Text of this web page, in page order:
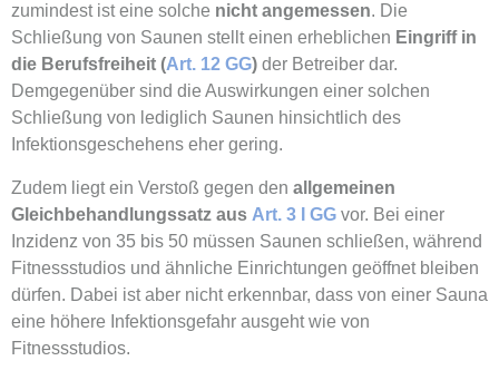
zumindest ist eine solche nicht angemessen. Die
Schließung von Saunen stellt einen erheblichen Eingriff in
die Berufsfreiheit (Art. 12 GG) der Betreiber dar.
Demgegenüber sind die Auswirkungen einer solchen
Schließung von lediglich Saunen hinsichtlich des
Infektionsgeschehens eher gering.
Zudem liegt ein Verstoß gegen den allgemeinen
Gleichbehandlungssatz aus Art. 3 I GG vor. Bei einer
Inzidenz von 35 bis 50 müssen Saunen schließen, während
Fitnessstudios und ähnliche Einrichtungen geöffnet bleiben
dürfen. Dabei ist aber nicht erkennbar, dass von einer Sauna
eine höhere Infektionsgefahr ausgeht wie von
Fitnessstudios.